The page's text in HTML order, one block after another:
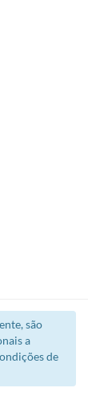
são
a
de